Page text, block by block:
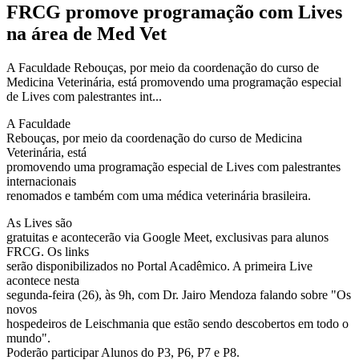
FRCG promove programação com Lives
na área de Med Vet
A Faculdade Rebouças, por meio da coordenação do curso de
Medicina Veterinária, está promovendo uma programação especial
de Lives com palestrantes int...
A Faculdade
Rebouças, por meio da coordenação do curso de Medicina
Veterinária, está
promovendo uma programação especial de Lives com palestrantes
internacionais
renomados e também com uma médica veterinária brasileira.
As Lives são
gratuitas e acontecerão via Google Meet, exclusivas para alunos
FRCG. Os links
serão disponibilizados no Portal Acadêmico. A primeira Live
acontece nesta
segunda-feira (26), às 9h, com Dr. Jairo Mendoza falando sobre "Os
novos
hospedeiros de Leischmania que estão sendo descobertos em todo o
mundo".
Poderão participar Alunos do P3, P6, P7 e P8.